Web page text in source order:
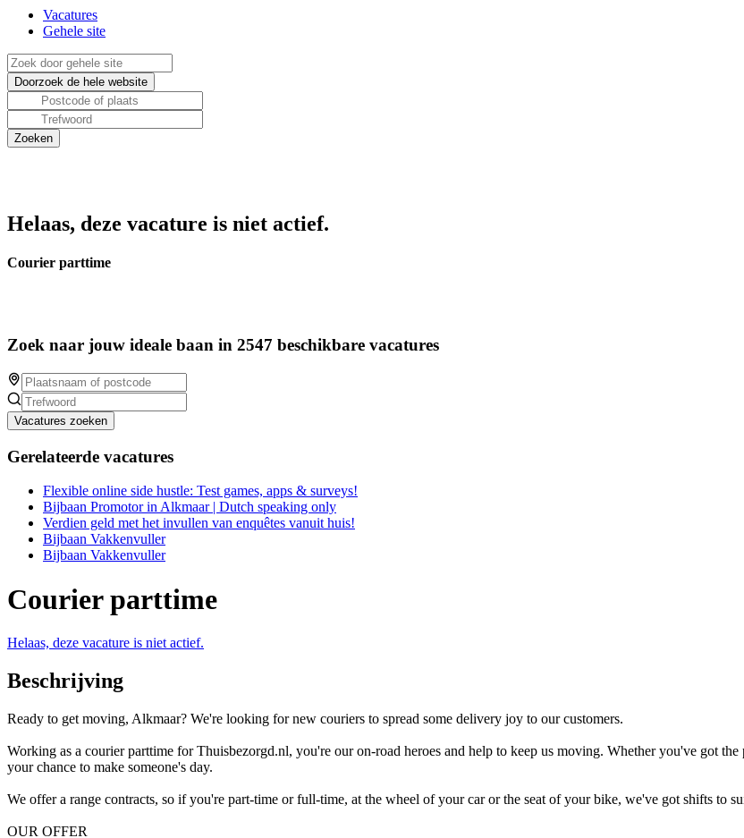
Vacatures
Gehele site
Helaas, deze vacature is niet actief.
Courier parttime
Zoek naar jouw ideale baan in 2547 beschikbare vacatures
Vacatures zoeken
Gerelateerde vacatures
Flexible online side hustle: Test games, apps & surveys!
Bijbaan Promotor in Alkmaar | Dutch speaking only
Verdien geld met het invullen van enquêtes vanuit huis!
Bijbaan Vakkenvuller
Bijbaan Vakkenvuller
Courier parttime
Helaas, deze vacature is niet actief.
Beschrijving
Ready to get moving, Alkmaar? We're looking for new couriers to spread some delivery joy to our customers.
Working as a courier parttime for Thuisbezorgd.nl, you're our on-road heroes and help to keep us moving. Whether you've got
your chance to make someone's day.
We offer a range contracts, so if you're part-time or full-time, at the wheel of your car or the seat of your bike, we've got shifts to
OUR OFFER